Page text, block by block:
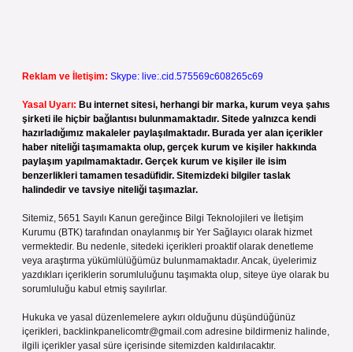
Reklam ve İletişim: Skype: live:.cid.575569c608265c69
Yasal Uyarı: Bu internet sitesi, herhangi bir marka, kurum veya şahıs
şirketi ile hiçbir bağlantısı bulunmamaktadır. Sitede yalnızca kendi
hazırladığımız makaleler paylaşılmaktadır. Burada yer alan içerikler
haber niteliği taşımamakta olup, gerçek kurum ve kişiler hakkında
paylaşım yapılmamaktadır. Gerçek kurum ve kişiler ile isim
benzerlikleri tamamen tesadüfidir. Sitemizdeki bilgiler taslak
halindedir ve tavsiye niteliği taşımazlar.
Sitemiz, 5651 Sayılı Kanun gereğince Bilgi Teknolojileri ve İletişim
Kurumu (BTK) tarafından onaylanmış bir Yer Sağlayıcı olarak hizmet
vermektedir. Bu nedenle, sitedeki içerikleri proaktif olarak denetleme
veya araştırma yükümlülüğümüz bulunmamaktadır. Ancak, üyelerimiz
yazdıkları içeriklerin sorumluluğunu taşımakta olup, siteye üye olarak bu
sorumluluğu kabul etmiş sayılırlar.
Hukuka ve yasal düzenlemelere aykırı olduğunu düşündüğünüz
içerikleri, backlinkpanelicomtr@gmail.com adresine bildirmeniz halinde,
ilgili içerikler yasal süre içerisinde sitemizden kaldırılacaktır.